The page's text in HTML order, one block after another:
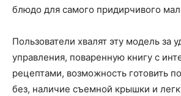
блюдо для самого придирчивого
Пользователи хвалят эту модель за
управления, поваренную книгу с
рецептами, возможность готовить
без, наличие съемной крышки и